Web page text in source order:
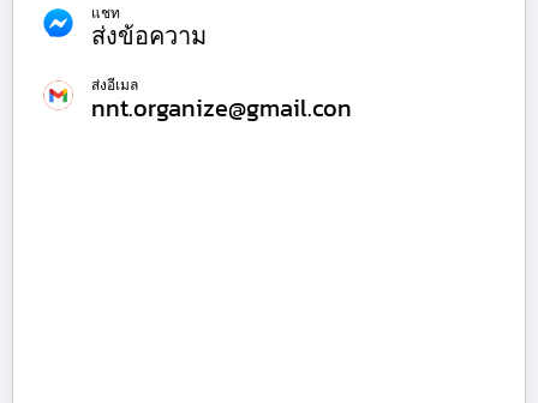
แชท
ส่งข้อความ
ส่งอีเมล
nnt.organize@gmail.con